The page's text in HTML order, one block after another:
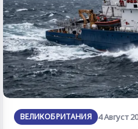
ВЕЛИКОБРИТАНИЯ 4 Август